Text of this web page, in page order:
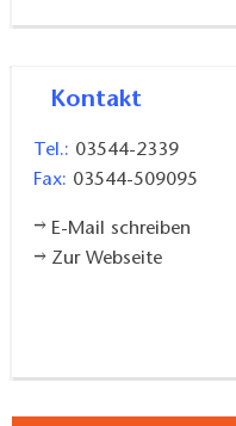
Kontakt
Tel.: 03544-2339
Fax: 03544-509095
E-Mail schreiben
Zur Webseite